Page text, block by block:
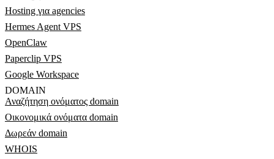
Hosting για agencies
Hermes Agent VPS
OpenClaw
Paperclip VPS
Google Workspace
DOMAIN
Αναζήτηση ονόματος domain
Οικονομικά ονόματα domain
Δωρεάν domain
WHOIS